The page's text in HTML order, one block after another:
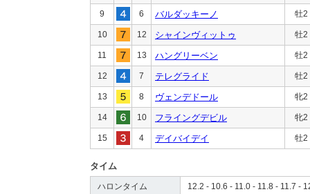
9 6 バルダッキーノ 牡2
10 12 シャインヴィットゥ 牡2
11 13 ハングリーベン 牡2
12 7 テレグライド 牡2
13 8 ヴェンデドール 牝2
14 10 フライングデビル 牝2
15 4 デイバイデイ 牡2
タイム
ハロンタイム 12.2 - 10.6 - 11.0 - 11.8 - 11.7 -